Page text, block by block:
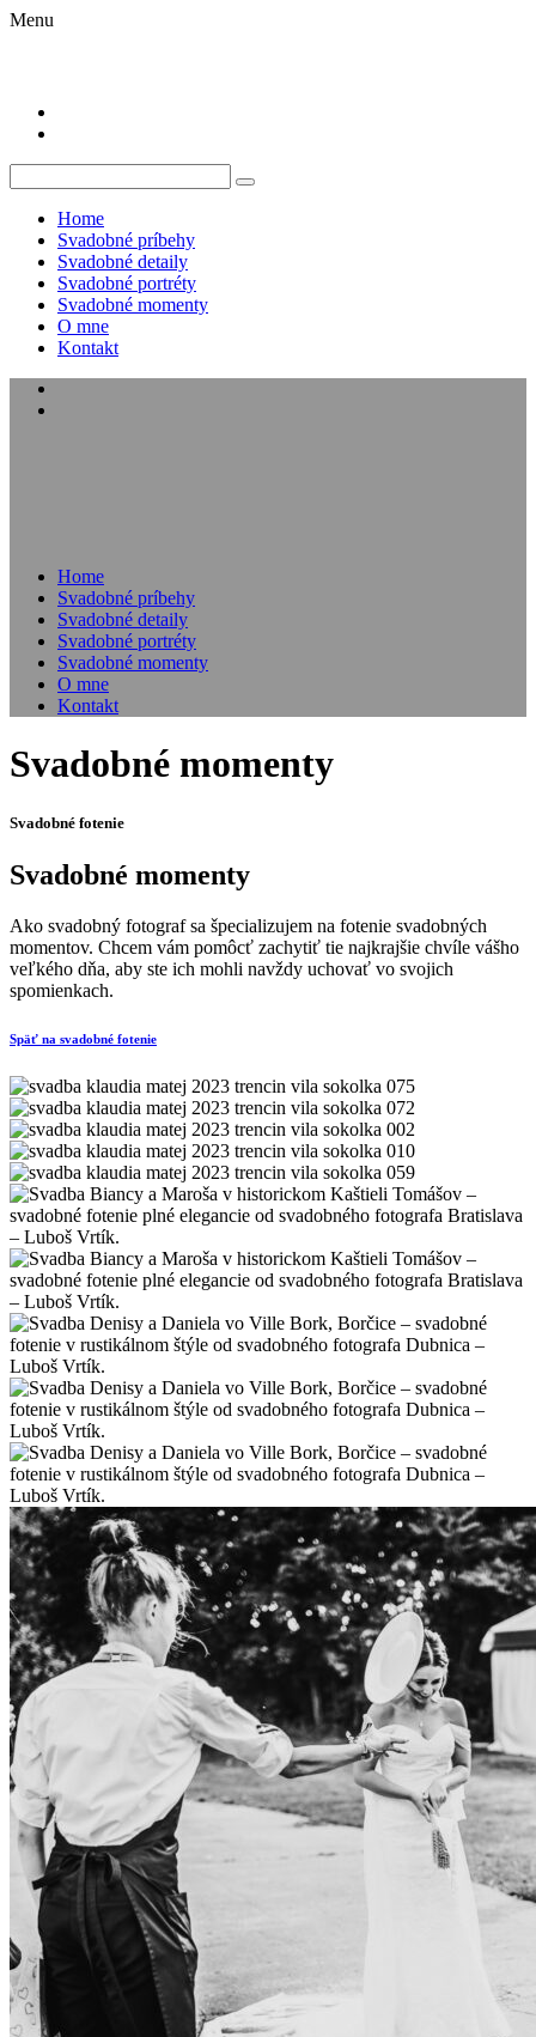
Menu
Home
Svadobné príbehy
Svadobné detaily
Svadobné portréty
Svadobné momenty
O mne
Kontakt
Home
Svadobné príbehy
Svadobné detaily
Svadobné portréty
Svadobné momenty
O mne
Kontakt
Svadobné momenty
Svadobné fotenie
Svadobné momenty
Ako svadobný fotograf sa špecializujem na fotenie svadobných
momentov. Chcem vám pomôcť zachytiť tie najkrajšie chvíle vášho
veľkého dňa, aby ste ich mohli navždy uchovať vo svojich
spomienkach.
Späť na svadobné fotenie